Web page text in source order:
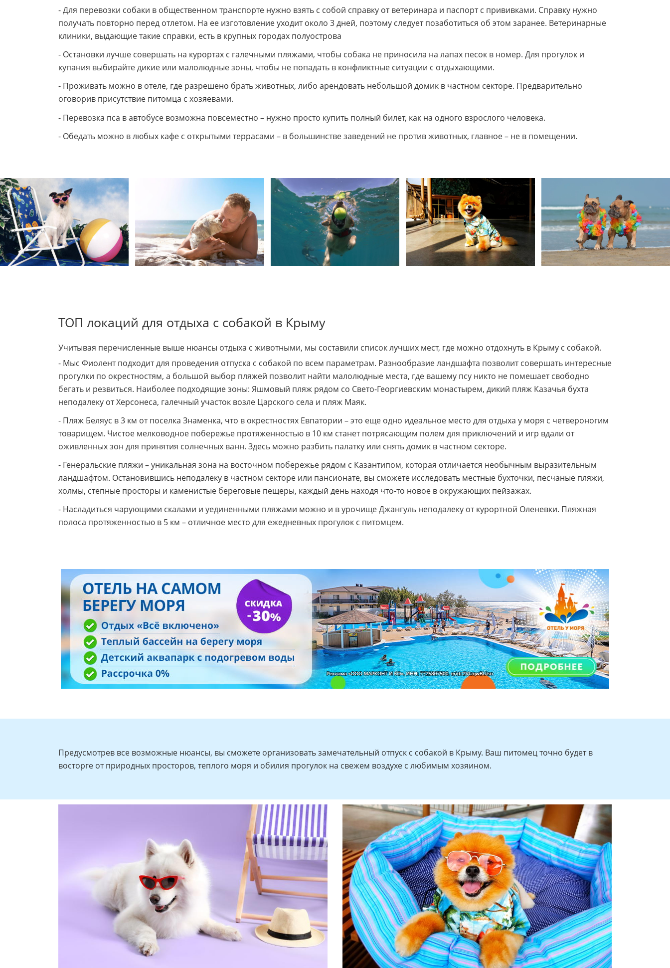
- Для перевозки собаки в общественном транспорте нужно взять с собой справку от ветеринара и паспорт с прививками. Справку нужно
получать повторно перед отлетом. На ее изготовление уходит около 3 дней, поэтому следует позаботиться об этом заранее. Ветеринарные
клиники, выдающие такие справки, есть в крупных городах полуострова
- Остановки лучше совершать на курортах с галечными пляжами, чтобы собака не приносила на лапах песок в номер. Для прогулок и
купания выбирайте дикие или малолюдные зоны, чтобы не попадать в конфликтные ситуации с отдыхающими.
- Проживать можно в отеле, где разрешено брать животных, либо арендовать небольшой домик в частном секторе. Предварительно
оговорив присутствие питомца с хозяевами.
- Перевозка пса в автобусе возможна повсеместно – нужно просто купить полный билет, как на одного взрослого человека.
- Обедать можно в любых кафе с открытыми террасами – в большинстве заведений не против животных, главное – не в помещении.
ТОП локаций для отдыха с собакой в Крыму
Учитывая перечисленные выше нюансы отдыха с животными, мы составили список лучших мест, где можно отдохнуть в Крыму с собакой.
- Мыс Фиолент подходит для проведения отпуска с собакой по всем параметрам. Разнообразие ландшафта позволит совершать интересные
прогулки по окрестностям, а большой выбор пляжей позволит найти малолюдные места, где вашему псу никто не помешает свободно
бегать и резвиться. Наиболее подходящие зоны: Яшмовый пляж рядом со Свето-Георгиевским монастырем, дикий пляж Казачья бухта
неподалеку от Херсонеса, галечный участок возле Царского села и пляж Маяк.
- Пляж Беляус в 3 км от поселка Знаменка, что в окрестностях Евпатории – это еще одно идеальное место для отдыха у моря с четвероногим
товарищем. Чистое мелководное побережье протяженностью в 10 км станет потрясающим полем для приключений и игр вдали от
оживленных зон для принятия солнечных ванн. Здесь можно разбить палатку или снять домик в частном секторе.
- Генеральские пляжи – уникальная зона на восточном побережье рядом с Казантипом, которая отличается необычным выразительным
ландшафтом. Остановившись неподалеку в частном секторе или пансионате, вы сможете исследовать местные бухточки, песчаные пляжи,
холмы, степные просторы и каменистые береговые пещеры, каждый день находя что-то новое в окружающих пейзажах.
- Насладиться чарующими скалами и уединенными пляжами можно и в урочище Джангуль неподалеку от курортной Оленевки. Пляжная
полоса протяженностью в 5 км – отличное место для ежедневных прогулок с питомцем.
Предусмотрев все возможные нюансы, вы сможете организовать замечательный отпуск с собакой в Крыму. Ваш питомец точно будет в
восторге от природных просторов, теплого моря и обилия прогулок на свежем воздухе с любимым хозяином.